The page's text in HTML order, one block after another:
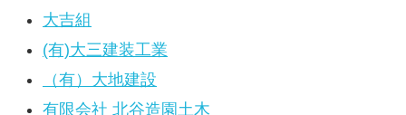
大吉組
(有)大三建装工業
（有）大地建設
有限会社 北谷造園土木